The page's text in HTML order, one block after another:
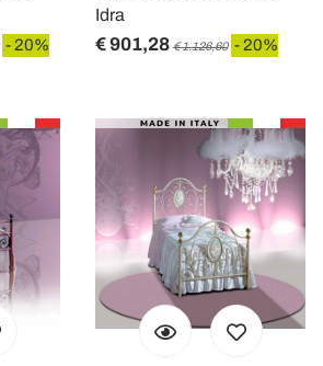
- 20%
Idra
€ 901,28 € 1.126,60 - 20%